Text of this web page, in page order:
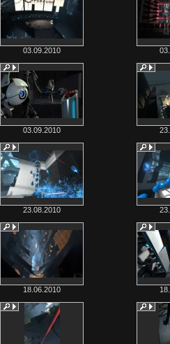
03.09.2010
03.09.2010
23.08.2010
18.06.2010